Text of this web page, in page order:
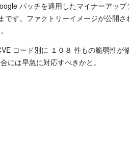
パッチを適用したマイナーアッ
です。ファクトリーイメージが公開さ
コード別に １０８ 件もの脆弱性が
には早急に対応すべきかと。